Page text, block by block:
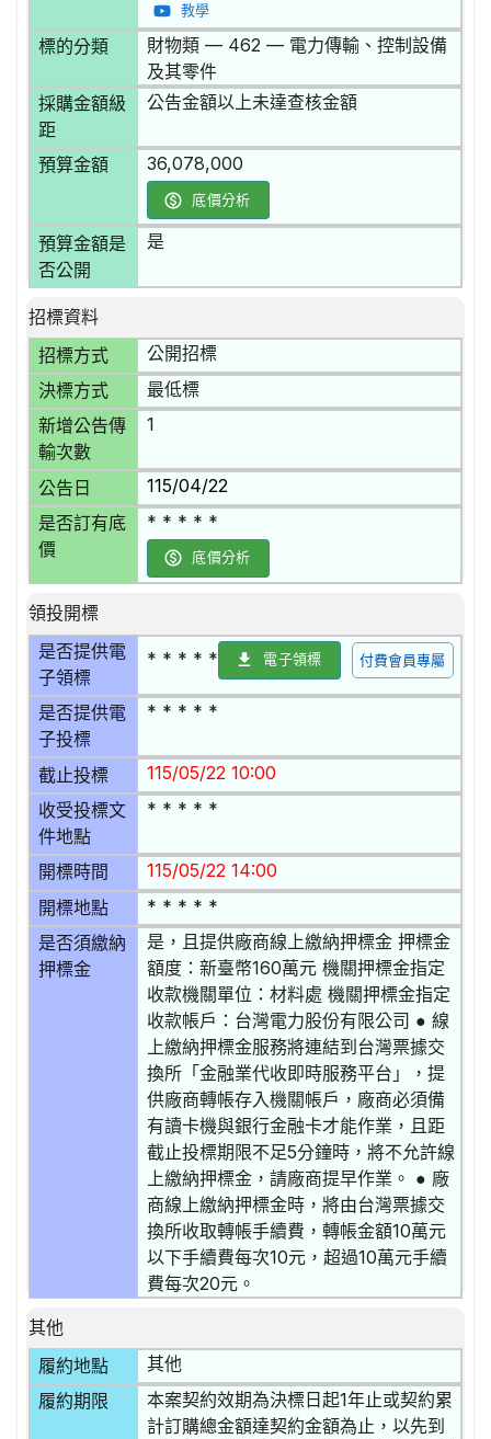
教學
標的分類
財物類 — 462 — 電力傳輸、控制設備
及其零件
採購金額級
距
公告金額以上未達查核金額
預算金額 36,078,000
底價分析
預算金額是
否公開
是
招標資料
招標方式
公開招標
決標方式 最低標
新增公告傳
輸次數
1
公告日 115/04/22
是否訂有底
價
* * * * *
底價分析
領投開標
是否提供電
子領標
* * * * * 電子領標 付費會員專屬
是否提供電
子投標
* * * * *
截止投標 115/05/22 10:00
收受投標文
件地點
* * * * *
開標時間 115/05/22 14:00
開標地點 * * * * *
是否須繳納
押標金
是，且提供廠商線上繳納押標金 押標金
額度：新臺幣160萬元 機關押標金指定
收款機關單位：材料處 機關押標金指定
收款帳戶：台灣電力股份有限公司 ● 線
上繳納押標金服務將連結到台灣票據交
換所「金融業代收即時服務平台」，提
供廠商轉帳存入機關帳戶，廠商必須備
有讀卡機與銀行金融卡才能作業，且距
截止投標期限不足5分鐘時，將不允許線
上繳納押標金，請廠商提早作業。 ● 廠
商線上繳納押標金時，將由台灣票據交
換所收取轉帳手續費，轉帳金額10萬元
以下手續費每次10元，超過10萬元手續
費每次20元。
其他
履約地點
其他
履約期限
本案契約效期為決標日起1年止或契約累
計訂購總金額達契約金額為止，以先到